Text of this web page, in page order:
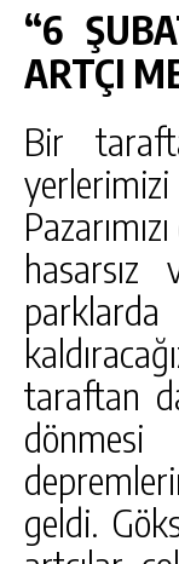
“6
ARTÇI
Bir
taraftan
dönmesi
geldi.